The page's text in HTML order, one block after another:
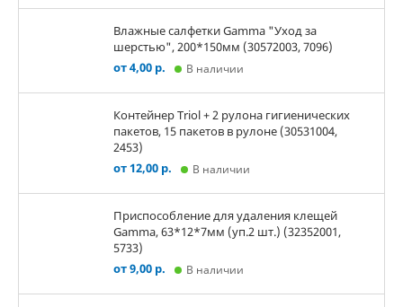
Влажные салфетки Gamma "Уход за
шерстью", 200*150мм (30572003, 7096)
от 4,00 р.
В наличии
Контейнер Triol + 2 рулона гигиенических
пакетов, 15 пакетов в рулоне (30531004,
2453)
от 12,00 р.
В наличии
Приспособление для удаления клещей
Gamma, 63*12*7мм (уп.2 шт.) (32352001,
5733)
от 9,00 р.
В наличии